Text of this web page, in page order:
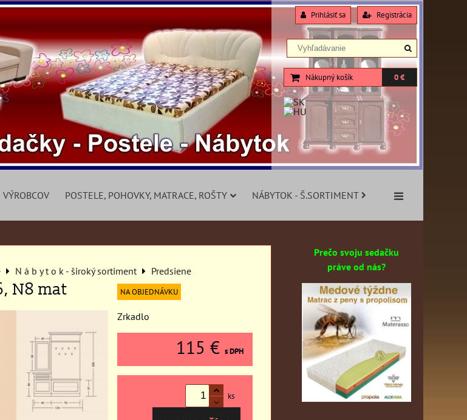
Prihlásiť sa Registrácia
Nákupný košík 0 €
POSTELE, POHOVKY, MATRACE, ROŠTY NÁBYTOK - Š.SORTIMENT
N á b y t o k - široký sortiment Predsiene
N8 mat NA OBJEDNÁVKU
Zrkadlo
115 € s DPH
ks
Prečo svoju sedačku
práve od nás?